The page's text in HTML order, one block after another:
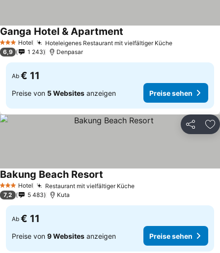
3 SterneHotel Hoteleigenes Restaurant mit vielfältiger Küche
Ganga Hotel & Apartment
6,9 1 243 Denpasar
Ab € 11
Preise von 5 Websites anzeigen Preise sehen
Teilen
3 SterneHotel Restaurant mit vielfältiger Küche
Bakung Beach Resort
7,2 5 483 Kuta
Ab € 11
Preise von 9 Websites anzeigen Preise sehen